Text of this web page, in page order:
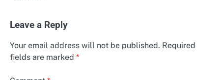
Leave a Reply
Your email address will not be published. Required
fields are marked *